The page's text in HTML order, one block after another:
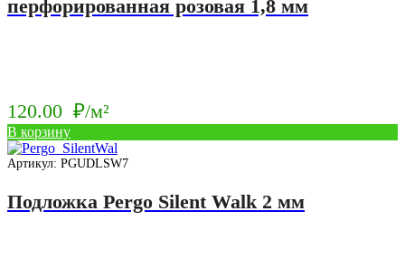
перфорированная розовая 1,8 мм
120.00 ₽/м²
В корзину
Артикул: PGUDLSW7
Подложка Pergo Silent Walk 2 мм